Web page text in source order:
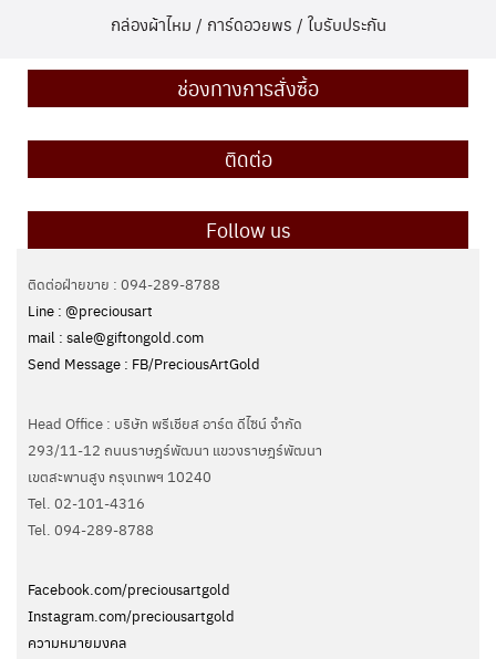
กล่องผ้าไหม / การ์ดอวยพร / ใบรับประกัน
ช่องทางการสั่งซื้อ
ติดต่อ
Follow us
ติดต่อฝ่ายขาย : 094-289-8788
Line : @preciousart
mail : sale@giftongold.com
Send Message : FB/PreciousArtGold
Head Office : บริษัท พรีเชียส อาร์ต ดีไซน์ จำกัด
293/11-12 ถนนราษฎร์พัฒนา แขวงราษฎร์พัฒนา
เขตสะพานสูง กรุงเทพฯ 10240
Tel. 02-101-4316
Tel. ‭094-289-8788‬
Facebook.com/preciousartgold
Instagram.com/preciousartgold
ความหมายมงคล